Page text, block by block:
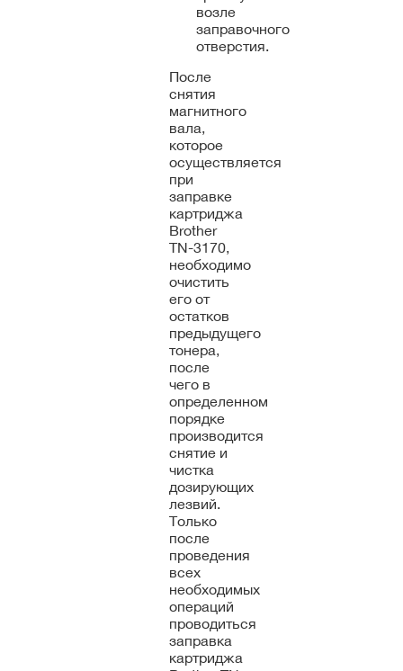
возле
заправочного
отверстия.
После
снятия
магнитного
вала,
которое
осуществляется
при
заправке
картриджа
Brother
TN-3170,
необходимо
очистить
его от
остатков
предыдущего
тонера,
после
чего в
определенном
порядке
производится
снятие и
чистка
дозирующих
лезвий.
Только
после
проведения
всех
необходимых
операций
проводиться
заправка
картриджа